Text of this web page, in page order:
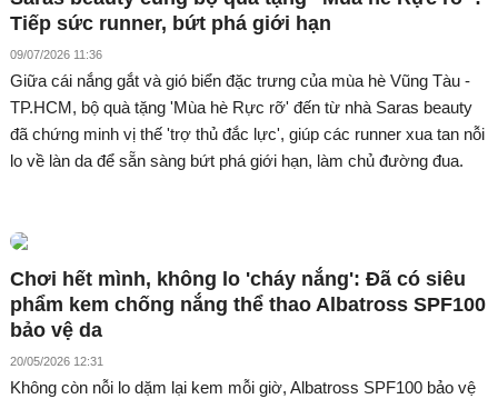
Tiếp sức runner, bứt phá giới hạn
09/07/2026 11:36
Giữa cái nắng gắt và gió biển đặc trưng của mùa hè Vũng Tàu -
TP.HCM, bộ quà tặng 'Mùa hè Rực rỡ' đến từ nhà Saras beauty
đã chứng minh vị thế 'trợ thủ đắc lực', giúp các runner xua tan nỗi
lo về làn da để sẵn sàng bứt phá giới hạn, làm chủ đường đua.
Chơi hết mình, không lo 'cháy nắng': Đã có siêu
phẩm kem chống nắng thể thao Albatross SPF100
bảo vệ da
20/05/2026 12:31
Không còn nỗi lo dặm lại kem mỗi giờ, Albatross SPF100 bảo vệ